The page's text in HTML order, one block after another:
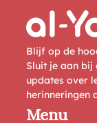
Blijf op de
Sluit je aan
updates over
herinneringen
Menu